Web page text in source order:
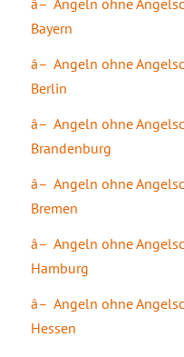
Angeln ohne
Bayern
Angeln ohne
Berlin
Angeln ohne
Brandenburg
Angeln ohne
Bremen
Angeln ohne
Hamburg
Angeln ohne
Hessen